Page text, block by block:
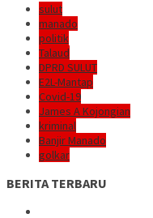
sulut
manado
politik
Talaud
DPRD SULUT
E2L-Mantap
Covid-19
James A Kojongian
kriminal
Banjir Manado
golkar
BERITA TERBARU